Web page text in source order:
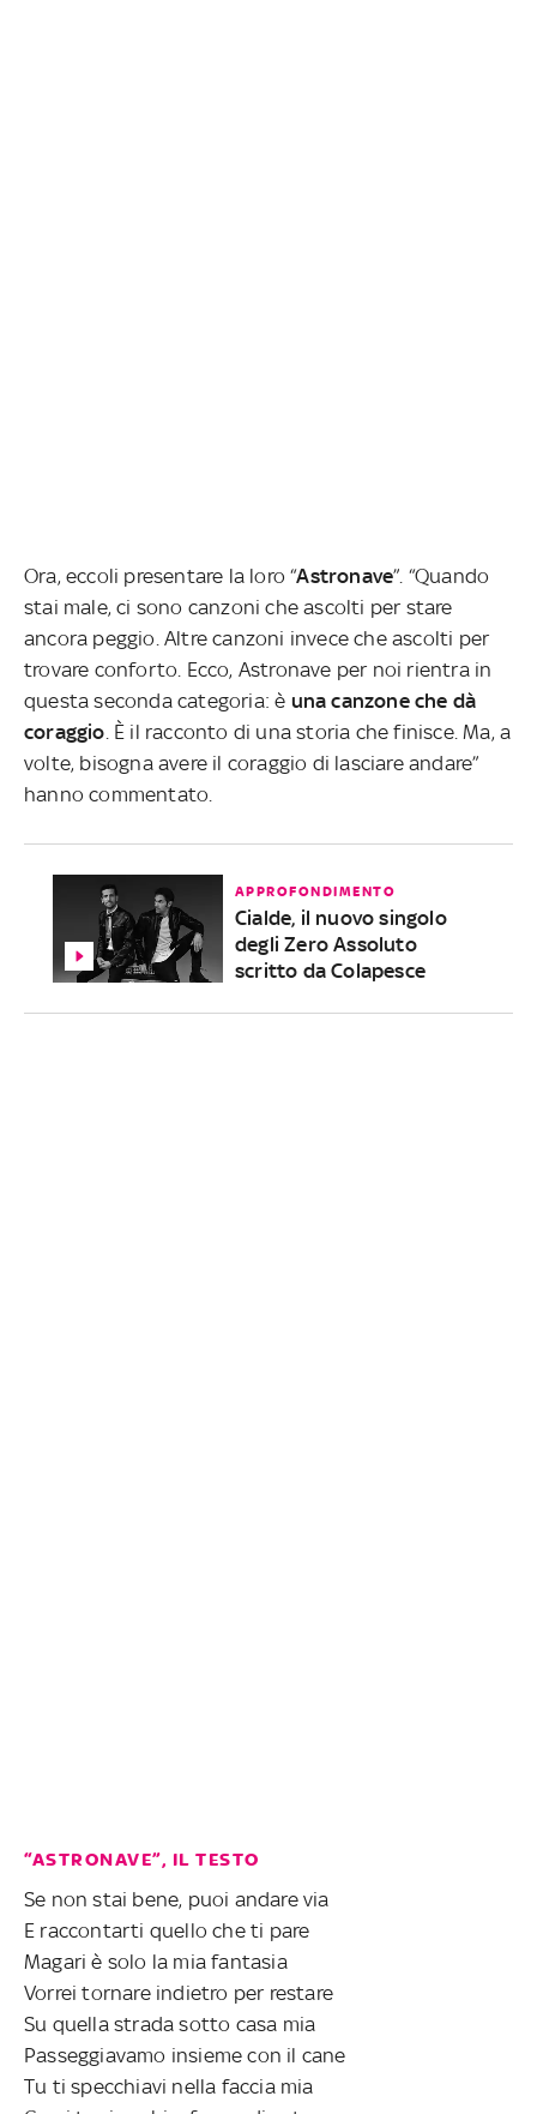
Ora, eccoli presentare la loro “Astronave”. “Quando
stai male, ci sono canzoni che ascolti per stare
ancora peggio. Altre canzoni invece che ascolti per
trovare conforto. Ecco, Astronave per noi rientra in
questa seconda categoria: è una canzone che dà
coraggio . È il racconto di una storia che finisce. Ma, a
volte, bisogna avere il coraggio di lasciare andare”
hanno commentato.
APPROFONDIMENTO
Cialde, il nuovo singolo
degli Zero Assoluto
scritto da Colapesce
“ASTRONAVE”, IL TESTO
Se non stai bene, puoi andare via
E raccontarti quello che ti pare
Magari è solo la mia fantasia
Vorrei tornare indietro per restare
Su quella strada sotto casa mia
Passeggiavamo insieme con il cane
Tu ti specchiavi nella faccia mia